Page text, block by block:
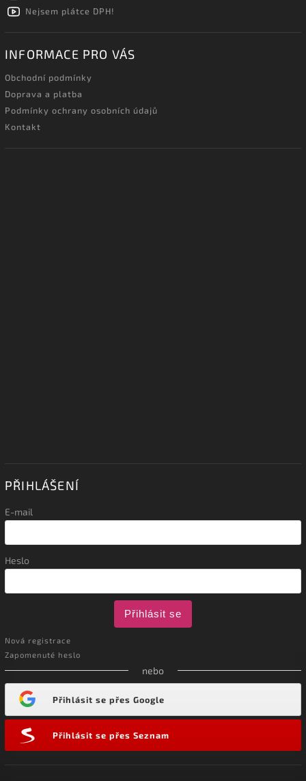
Nejsem plátce DPH!
INFORMACE PRO VÁS
Obchodní podmínky
Doprava a platba
Podmínky ochrany osobních údajů
Kontakt
PŘIHLÁŠENÍ
E-mail
Heslo
Přihlásit se
Nová registrace
Zapomenuté heslo
nebo
Přihlásit se přes Google
Přihlásit se přes Seznam